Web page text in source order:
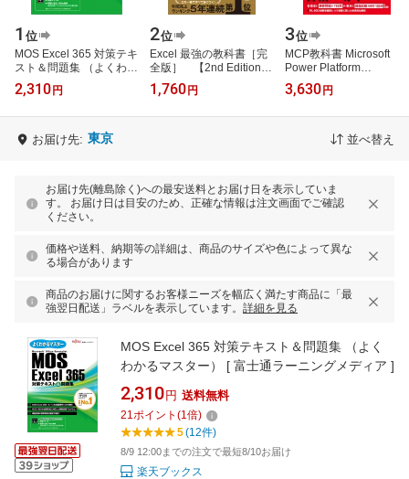
1 位
MOS Excel 365 対策テキ
スト＆問題集 （よくわか
るマスター） [ 富士通ラ
ーニングメディア ]
2,310 円
2位
Excel 最強の教科書［完
全版］ 【2nd Edition】
[ 藤井 直弥 ]
1,760 円
3位
MCP教科書 Microsoft
Power Platform
Fundamentals（試験番
号：PL-900）
3,630 円
お届け先: 東京 並べ替え
お届け先(離島除く)への最安送料とお届け日を表示していま
す。 お届け日は目安のため、正確な情報は注文画面でご確認
ください。
価格や送料、納期等の詳細は、商品のサイズや色によって異な
る場合があります
商品のお届けに関するお客様ニーズを幅広く満たす商品に「最
強翌日配送」ラベルを表示しています。 詳細を見る
MOS Excel 365 対策テキスト＆問題集 （よく
わかるマスター） [ 富士通ラーニングメディア ]
2,310 円 送料無料
21ポイント (1倍)
5(12件)
8/9 12:00までの注文で最短8/10お届け
楽天ブックス